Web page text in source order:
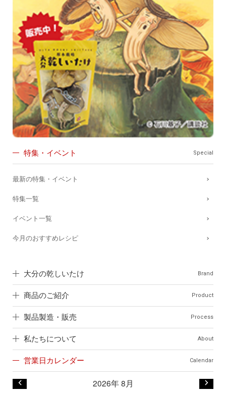
特集・イベント Special
最新の特集・イベント
特集一覧
イベント一覧
今月のおすすめレシピ
大分の乾しいたけ Brand
商品のご紹介 Product
製品製造・販売 Process
私たちについて About
営業日カレンダー Calendar
2026年 8月